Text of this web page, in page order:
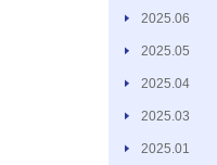
2025.06
2025.05
2025.04
2025.03
2025.01